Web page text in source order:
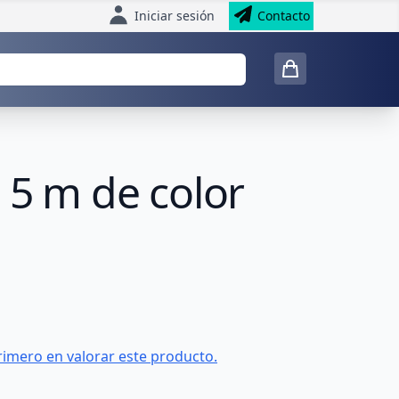
Iniciar sesión Contacto
m de color
en valorar este producto.